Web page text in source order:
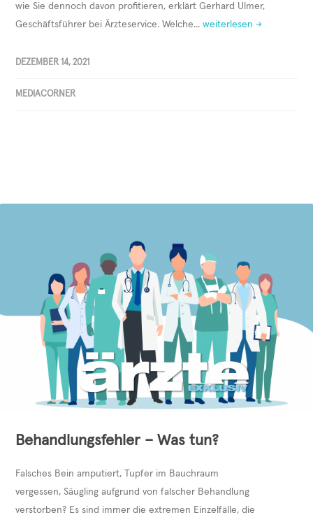
wie Sie dennoch davon profitieren, erklärt Gerhard Ulmer,
Geschäftsführer bei Ärzteservice. Welche...weiterlesen →
DEZEMBER 14, 2021
MEDIACORNER
Behandlungsfehler – Was tun?
Falsches Bein amputiert, Tupfer im Bauchraum
vergessen, Säugling aufgrund von falscher Behandlung
verstorben? Es sind immer die extremen Einzelfälle, die